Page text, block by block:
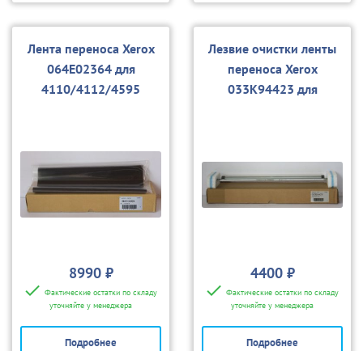
Лента переноса Xerox
064E02364 для
4110/4112/4595
8990 ₽
Фактические остатки по складу
уточняйте у менеджера
Подробнее
Лезвие очистки ленты
переноса Xerox
033K94423 для
4400 ₽
Фактические остатки по складу
уточняйте у менеджера
Подробнее